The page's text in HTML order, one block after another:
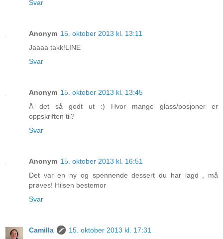
Svar
Anonym 15. oktober 2013 kl. 13:11
Jaaaa takk!LINE
Svar
Anonym 15. oktober 2013 kl. 13:45
Å det så godt ut :) Hvor mange glass/posjoner er
oppskriften til?
Svar
Anonym 15. oktober 2013 kl. 16:51
Det var en ny og spennende dessert du har lagd , må
prøves! Hilsen bestemor
Svar
Camilla
15. oktober 2013 kl. 17:31